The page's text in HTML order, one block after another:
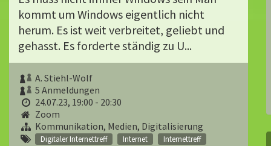
kommt um Windows eigentlich nicht
herum. Es ist weit verbreitet, geliebt und
gehasst. Es forderte ständig zu U...
A. Stiehl-Wolf
5 Anmeldungen
24.07.23, 19:00 - 20:30
Zoom
Kommunikation, Medien, Digitalisierung
Digitaler Internettreff Internet
Internettreff